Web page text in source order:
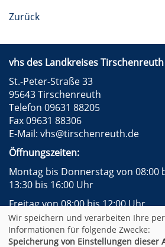
Zurück
vhs des Landkreises Tirschenreuth
St.-Peter-Straße 33
95643 Tirschenreuth
Telefon 09631 88205
Fax 09631 88306
E-Mail: vhs@tirschenreuth.de
Öffnungszeiten:
Montag bis Donnerstag von 08:00
13:30 bis 16:00 Uhr
Freitag von 08:00 bis 12:00 Uhr
Impressum
AGB
Datenschutzerklärung
Wir speichern und verarbeiten Ihre
Informationen für folgende Zwecke:
Speicherung von Einstellungen dieser